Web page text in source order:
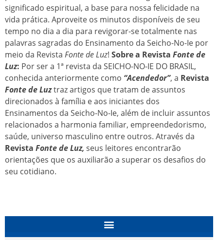
significado espiritual, a base para nossa felicidade na
vida prática. Aproveite os minutos disponíveis de seu
tempo no dia a dia para revigorar-se totalmente nas
palavras sagradas do Ensinamento da Seicho-No-Ie por
meio da Revista Fonte de Luz! Sobre a Revista Fonte de
Luz: Por ser a 1ª revista da SEICHO-NO-IE DO BRASIL,
conhecida anteriormente como “Acendedor”, a Revista
Fonte de Luztraz artigos que tratam de assuntos
direcionados à família e aos iniciantes dos
Ensinamentos da Seicho-No-Ie, além de incluir assuntos
relacionados a harmonia familiar, empreendedorismo,
saúde, universo masculino entre outros. Através da
Revista Fonte de Luz, seus leitores encontrarão
orientações que os auxiliarão a superar os desafios do
seu cotidiano.